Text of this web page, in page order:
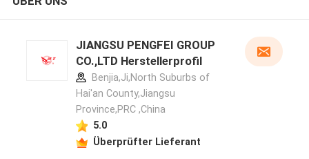
JIANGSU PENGFEI GROUP
CO.,LTD Herstellerprofil
Benjia,Ji,North Suburbs of
Hai'an County,Jiangsu
Province,PRC ,China
5.0
Überprüfter Lieferant